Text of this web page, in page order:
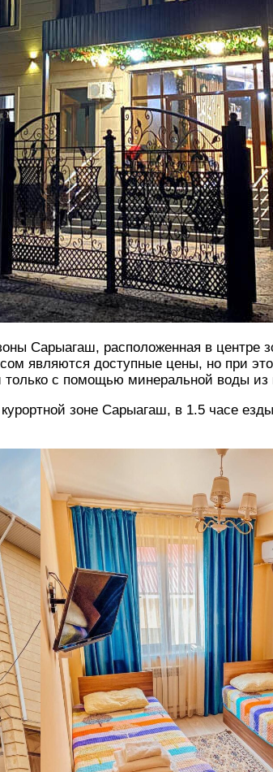
являются доступные цены, но при
с помощью минеральной воды из
зоне Сарыагаш, в 1.5 часе